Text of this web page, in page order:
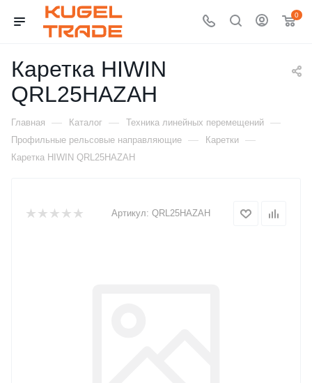
0
Каретка HIWIN
QRL25HAZAH
Главная — Каталог — Техника линейных перемещений —
Профильные рельсовые направляющие — Каретки —
Каретка HIWIN QRL25HAZAH
Артикул: QRL25HAZAH